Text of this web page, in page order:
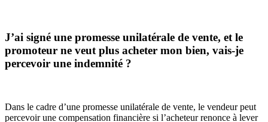
J’ai signé une promesse unilatérale de vente, et le
promoteur ne veut plus acheter mon bien, vais-je
percevoir une indemnité ?
Dans le cadre d’une promesse unilatérale de vente, le vendeur peut
percevoir une compensation financière si l’acheteur renonce à lever